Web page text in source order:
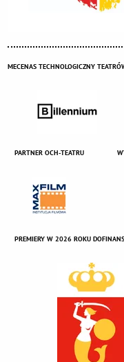
MECENAS TECHNOLOGICZNY
PARTNER OCH-TEATRU
PREMIERY W 2026 ROKU